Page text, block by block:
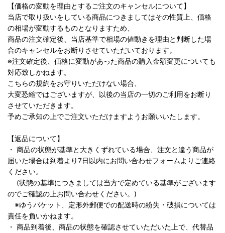
【価格の変動を理由とするご注文のキャンセルについて】
当店で取り扱いをしている商品につきましてはその性質上、価格
の相場が変動するものとなりますため、
商品の注文確定後、当店基準で相場の値動きを理由と判断した場
合のキャンセルをお断りさせていただいております。
※注文確定後、価格に変動があった商品の購入金額変更についても
対応致しかねます。
こちらの規約をお守りいただけない場合、
大変恐縮ではございますが、以後の当店の一切のご利用をお断り
させていただきます。
予めご承知の上でご注文いただけますようお願いいたします。
【返品について】
・ 商品の状態が基準と大きくずれている場合、注文と違う商品が
届いた場合は到着より7日以内にお問い合わせフォームよりご連絡
ください。
(状態の基準につきましては当方で定めている基準がございます
のでご確認の上お問い合わせください。)
※ゆうパケット、定形外郵便での配送時の紛失・破損については
責任を負いかねます。
・ 商品到着後、商品の状態を確認させていただいた上で、代替品